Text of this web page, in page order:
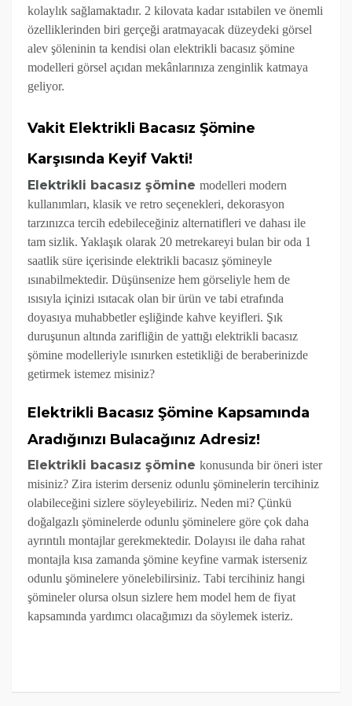
kolaylık sağlamaktadır. 2 kilovata kadar ısıtabilen ve önemli
özelliklerinden biri gerçeği aratmayacak düzeydeki görsel
alev şöleninin ta kendisi olan elektrikli bacasız şömine
modelleri görsel açıdan mekânlarınıza zenginlik katmaya
geliyor.
Vakit Elektrikli Bacasız Şömine
Karşısında Keyif Vakti!
Elektrikli bacasız şömine modelleri modern
kullanımları, klasik ve retro seçenekleri, dekorasyon
tarzınızca tercih edebileceğiniz alternatifleri ve dahası ile
tam sizlik. Yaklaşık olarak 20 metrekareyi bulan bir oda 1
saatlik süre içerisinde elektrikli bacasız şömineyle
ısınabilmektedir. Düşünsenize hem görseliyle hem de
ısısıyla içinizi ısıtacak olan bir ürün ve tabi etrafında
doyasıya muhabbetler eşliğinde kahve keyifleri. Şık
duruşunun altında zarifliğin de yattığı elektrikli bacasız
şömine modelleriyle ısınırken estetikliği de beraberinizde
getirmek istemez misiniz?
Elektrikli Bacasız Şömine Kapsamında
Aradığınızı Bulacağınız Adresiz!
Elektrikli bacasız şömine konusunda bir öneri ister
misiniz? Zira isterim derseniz odunlu şöminelerin tercihiniz
olabileceğini sizlere söyleyebiliriz. Neden mi? Çünkü
doğalgazlı şöminelerde odunlu şöminelere göre çok daha
ayrıntılı montajlar gerekmektedir. Dolayısı ile daha rahat
montajla kısa zamanda şömine keyfine varmak isterseniz
odunlu şöminelere yönelebilirsiniz. Tabi tercihiniz hangi
şömineler olursa olsun sizlere hem model hem de fiyat
kapsamında yardımcı olacağımızı da söylemek isteriz.